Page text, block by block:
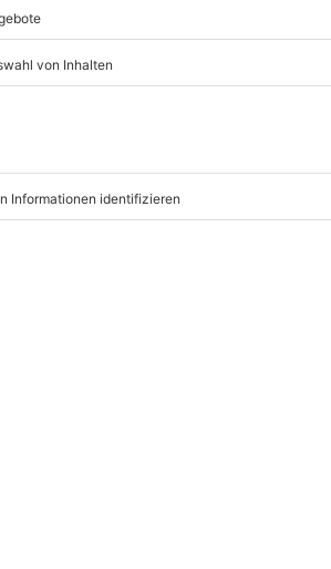
Dann solltet Ihr unbedingt dieses
Das liegt vor allem auch daran,
dürfte, was drinnen unliebsame Dellen
des Sommers weshalb sich das
Zweierteam erhält eine Kokosnuss,
wird. Ziel des Spiels ist es dann, die
die Lippen zu manövrieren. Das
das typische Kunstfaserband und zwei
balanciert man beim
breiter, was den